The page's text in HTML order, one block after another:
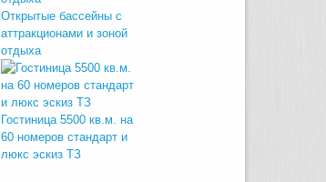
Открытые бассейны с
аттракционами и зоной
отдыха
Гостиница 5500 кв.м. на
60 номеров стандарт и
люкс эскиз ТЗ